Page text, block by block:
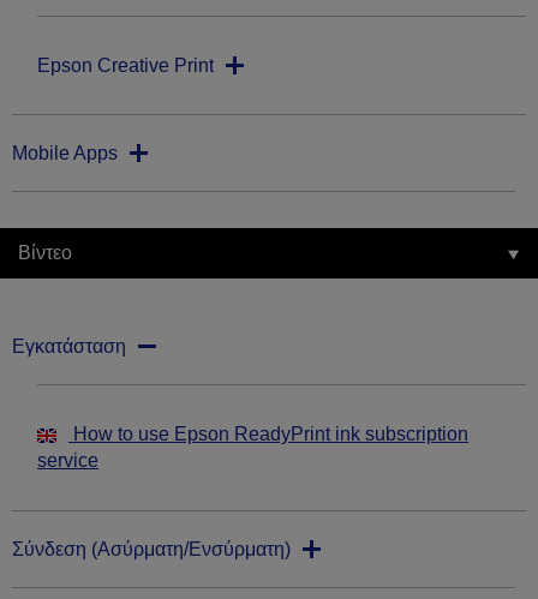
Epson Creative Print
Mobile Apps
Βίντεο
Εγκατάσταση
How to use Epson ReadyPrint ink subscription
service
Σύνδεση (Ασύρματη/Ενσύρματη)